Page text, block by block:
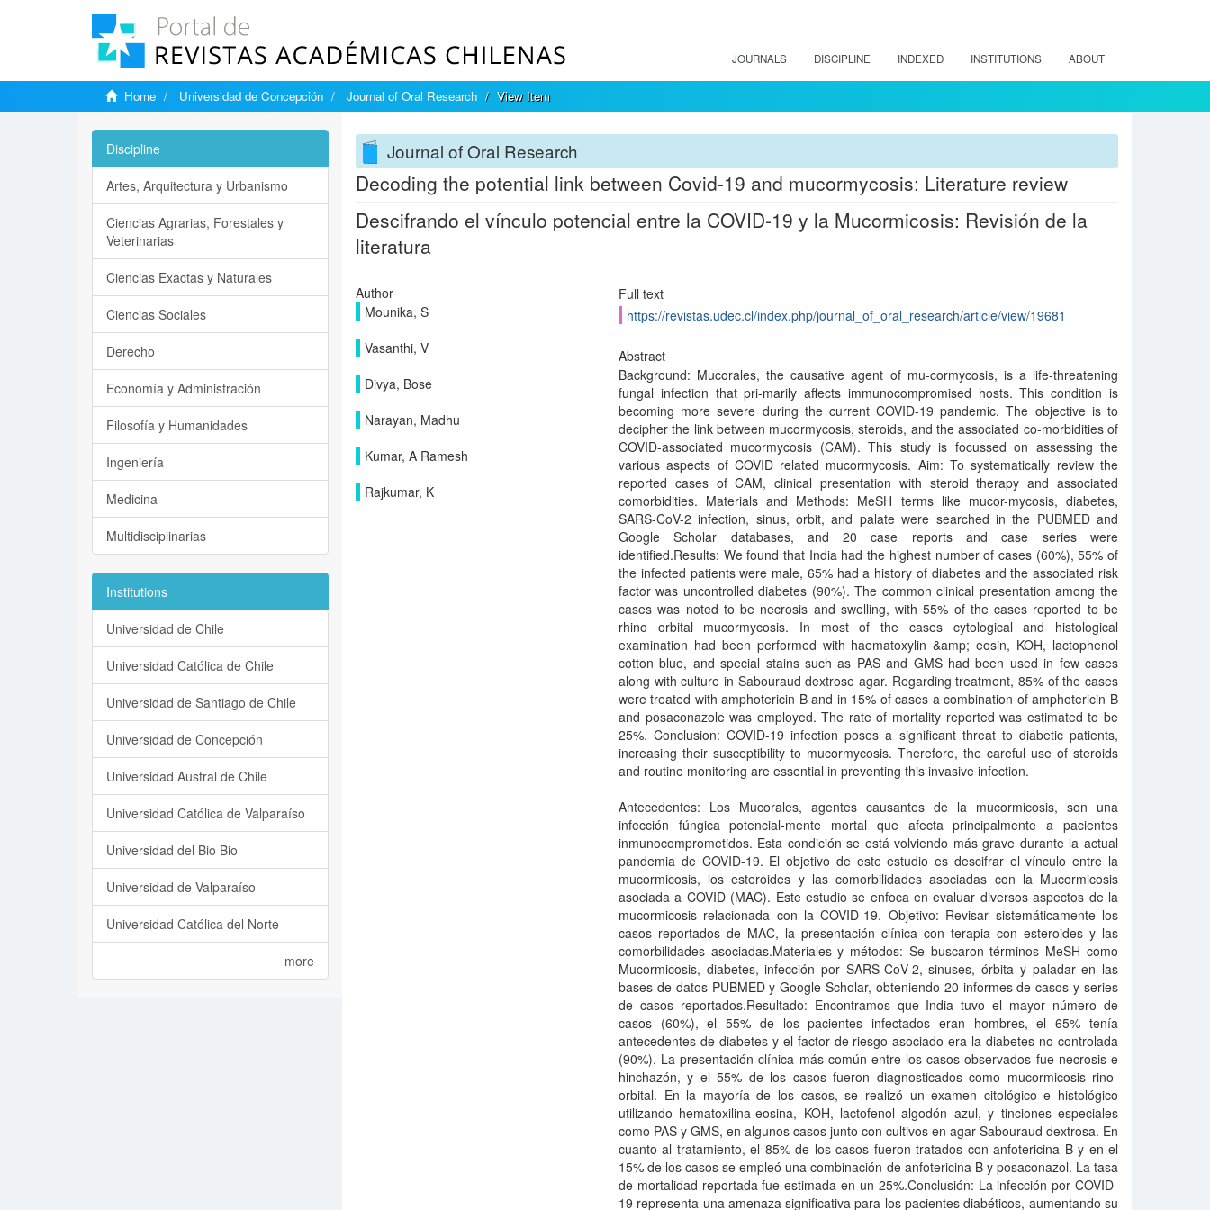
JOURNALS DISCIPLINE INDEXED INSTITUTIONS ABOUT
Home Universidad de Concepción Journal of Oral Research View Item
Journal of Oral Research
Decoding the potential link between Covid-19 and mucormycosis: Literature review
Descifrando el vínculo potencial entre la COVID-19 y la Mucormicosis: Revisión de la
literatura
Author
Mounika, S
Vasanthi, V
Divya, Bose
Narayan, Madhu
Kumar, A Ramesh
Rajkumar, K
Full text
https://revistas.udec.cl/index.php/journal_of_oral_research/article/view/19681
Abstract
Background: Mucorales, the causative agent of mu-cormycosis, is a life-threatening
fungal infection that pri-marily affects immunocompromised hosts. This condition is
becoming more severe during the current COVID-19 pandemic. The objective is to
decipher the link between mucormycosis, steroids, and the associated co-morbidities of
COVID-associated mucormycosis (CAM). This study is focussed on assessing the
various aspects of COVID related mucormycosis. Aim: To systematically review the
reported cases of CAM, clinical presentation with steroid therapy and associated
comorbidities. Materials and Methods: MeSH terms like mucor-mycosis, diabetes,
SARS-CoV-2 infection, sinus, orbit, and palate were searched in the PUBMED and
Google Scholar databases, and 20 case reports and case series were
identified.Results: We found that India had the highest number of cases (60%), 55% of
the infected patients were male, 65% had a history of diabetes and the associated risk
factor was uncontrolled diabetes (90%). The common clinical presentation among the
cases was noted to be necrosis and swelling, with 55% of the cases reported to be
rhino orbital mucormycosis. In most of the cases cytological and histological
examination had been performed with haematoxylin &amp; eosin, KOH, lactophenol
cotton blue, and special stains such as PAS and GMS had been used in few cases
along with culture in Sabouraud dextrose agar. Regarding treatment, 85% of the cases
were treated with amphotericin B and in 15% of cases a combination of amphotericin B
and posaconazole was employed. The rate of mortality reported was estimated to be
25%. Conclusion: COVID-19 infection poses a significant threat to diabetic patients,
increasing their susceptibility to mucormycosis. Therefore, the careful use of steroids
and routine monitoring are essential in preventing this invasive infection.
Antecedentes: Los Mucorales, agentes causantes de la mucormicosis, son una
infección fúngica potencial-mente mortal que afecta principalmente a pacientes
inmunocomprometidos. Esta condición se está volviendo más grave durante la actual
pandemia de COVID-19. El objetivo de este estudio es descifrar el vínculo entre la
mucormicosis, los esteroides y las comorbilidades asociadas con la Mucormicosis
asociada a COVID (MAC). Este estudio se enfoca en evaluar diversos aspectos de la
mucormicosis relacionada con la COVID-19. Objetivo: Revisar sistemáticamente los
casos reportados de MAC, la presentación clínica con terapia con esteroides y las
comorbilidades asociadas.Materiales y métodos: Se buscaron términos MeSH como
Mucormicosis, diabetes, infección por SARS-CoV-2, sinuses, órbita y paladar en las
bases de datos PUBMED y Google Scholar, obteniendo 20 informes de casos y series
de casos reportados.Resultado: Encontramos que India tuvo el mayor número de
casos (60%), el 55% de los pacientes infectados eran hombres, el 65% tenía
antecedentes de diabetes y el factor de riesgo asociado era la diabetes no controlada
(90%). La presentación clínica más común entre los casos observados fue necrosis e
hinchazón, y el 55% de los casos fueron diagnosticados como mucormicosis rino-
orbital. En la mayoría de los casos, se realizó un examen citológico e histológico
utilizando hematoxilina-eosina, KOH, lactofenol algodón azul, y tinciones especiales
como PAS y GMS, en algunos casos junto con cultivos en agar Sabouraud dextrosa. En
cuanto al tratamiento, el 85% de los casos fueron tratados con anfotericina B y en el
15% de los casos se empleó una combinación de anfotericina B y posaconazol. La tasa
de mortalidad reportada fue estimada en un 25%.Conclusión: La infección por COVID-
19 representa una amenaza significativa para los pacientes diabéticos, aumentando su
Discipline
Artes, Arquitectura y Urbanismo
Ciencias Agrarias, Forestales y
Veterinarias
Ciencias Exactas y Naturales
Ciencias Sociales
Derecho
Economía y Administración
Filosofía y Humanidades
Ingeniería
Medicina
Multidisciplinarias
Institutions
Universidad de Chile
Universidad Católica de Chile
Universidad de Santiago de Chile
Universidad de Concepción
Universidad Austral de Chile
Universidad Católica de Valparaíso
Universidad del Bio Bio
Universidad de Valparaíso
Universidad Católica del Norte
more